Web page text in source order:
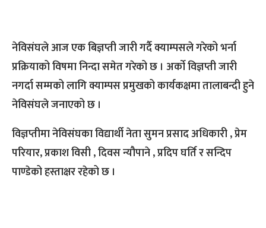
नेविसंघले आज एक बिज्ञप्ती जारी गर्दै क्याम्पसले गरेको भर्ना
प्रक्रियाको विषमा निन्दा समेत गरेको छ । अर्काे विज्ञप्ती जारी
नगर्दा सम्मको लागि क्याम्पस प्रमुखको कार्यकक्षमा तालाबन्दी हुने
नेविसंघले जनाएको छ ।
विज्ञप्तीमा नेविसंघका विद्यार्थी नेता सुमन प्रसाद अधिकारी , प्रेम
परियार, प्रकाश विसी , दिवस न्यौपाने , प्रदिप घर्ति र सन्दिप
पाण्डेको हस्ताक्षर रहेको छ ।